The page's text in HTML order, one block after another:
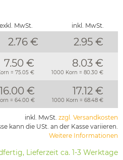
exkl. MwSt. inkl. MwSt.
2.76 € 2.95 €
7.50 €
= 75.05 €
8.03 €
1000 Korn = 80.30 €
16.00 €
= 64.00 €
17.12 €
1000 Korn = 68.48 €
inkl. MwSt. zzgl. Versandkosten
kann die USt. an der Kasse variieren.
Weitere Informationen
Lieferzeit ca. 1-3 Werktage